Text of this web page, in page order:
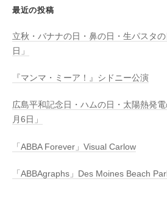
最近の投稿
立秋・バナナの日・鼻の日・生パスタ
日」
『マンマ・ミーア！』シドニー公演
広島平和記念日・ハムの日・太陽熱発
月6日」
「ABBA Forever」Visual Carlow
「ABBAgraphs」Des Moines Beach